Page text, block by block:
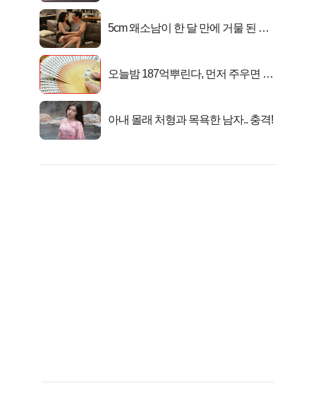
5cm 왜소남이 한 달 만에 거물 된 사
오늘밤 187억뿌린다, 먼저 주우면 최
아내 몰래 처형과 목욕한 남자.. 충격!